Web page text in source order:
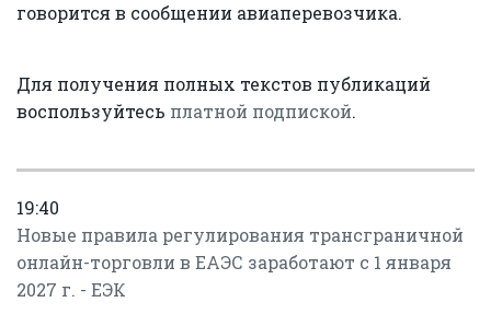
говорится в сообщении авиаперевозчика.
Для получения полных текстов публикаций
воспользуйтесь платной подпиской.
19:40
Новые правила регулирования трансграничной
онлайн-торговли в ЕАЭС заработают с 1 января
2027 г. - ЕЭК